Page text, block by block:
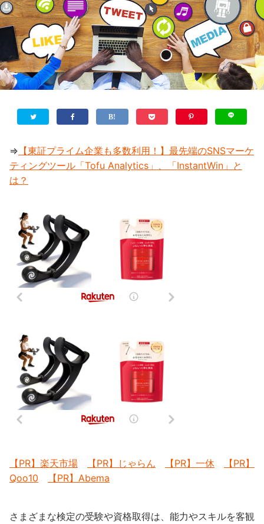
⇒ 【東証プライム企業も多数利用！】最先端のSNSマーケ
ティングツール「Tofu Analytics」、「InstantWin」と
は？
【PR】楽天市場 【PR】じゃらん 【PR】一休
【PR】
Qoo10
【PR】Abema
さまざまな検定の受験や資格取得は、能力やスキルを客観